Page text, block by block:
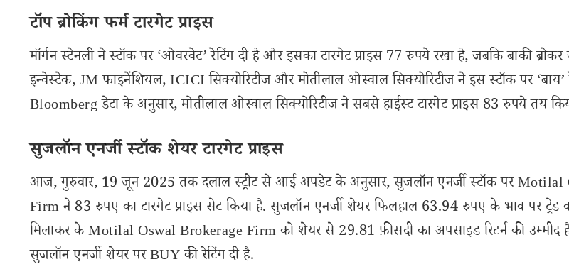
टॉप ब्रोकिंग फर्म टारगेट प्राइस
मॉर्गन स्टेनली ने स्टॉक पर ‘ओवरवेट’ रेटिंग दी है और इसका टारगेट प्राइस 77 रुपये रखा है, जबकि बाकी
इन्वेस्टेक, JM फाइनेंशियल, ICICI सिक्योरिटीज और मोतीलाल ओस्वाल सिक्योरिटीज ने इस स्टॉक पर ‘बाय’
Bloomberg डेटा के अनुसार, मोतीलाल ओस्वाल सिक्योरिटीज ने सबसे हाईस्ट टारगेट प्राइस 83 रुपये तय
सुजलॉन एनर्जी स्टॉक शेयर टारगेट प्राइस
आज, गुरुवार, 19 जून 2025 तक दलाल स्ट्रीट से आई अपडेट के अनुसार, सुजलॉन एनर्जी स्टॉक पर
Firm ने 83 रुपए का टारगेट प्राइस सेट किया है. सुजलॉन एनर्जी शेयर फिलहाल 63.94 रुपए के भाव पर ट्रेड
मिलाकर के Motilal Oswal Brokerage Firm को शेयर से 29.81 फ़ीसदी का अपसाइड रिटर्न की उम्मीद
सुजलॉन एनर्जी शेयर पर BUY की रेटिंग दी है.